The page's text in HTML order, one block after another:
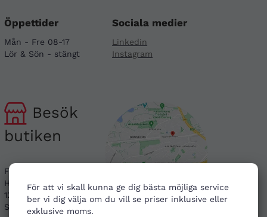
För att vi skall kunna ge dig bästa möjliga service
ber vi dig välja om du vill se priser inklusive eller
exklusive moms.
Öppettider
Mån - Fre 08-17
Lör & Sön - stängt
Sociala medier
Linkedin
Instagram
Besök
butiken
First Aid Sweden
Hägerstensvägen 125
126 48 Hägersten,
Stockholm